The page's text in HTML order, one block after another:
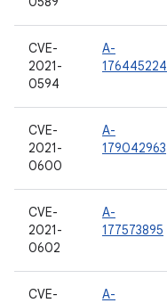
CVE-
2021-
0594
A-
176445224
CVE-
2021-
0600
A-
179042963
CVE-
2021-
0602
A-
177573895
CVE-
A-